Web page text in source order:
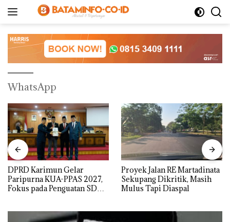
WhatsApp
DPRD Karimun Gelar
Paripurna KUA-PPAS 2027,
Fokus pada Penguatan SDM,
Proyek Jalan RE Martadinata
Sekupang Dikritik, Masih
Mulus Tapi Diaspal